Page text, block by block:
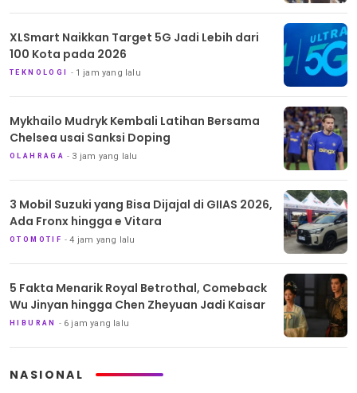
XLSmart Naikkan Target 5G Jadi Lebih dari
100 Kota pada 2026
TEKNOLOGI 1 jam yang lalu
Mykhailo Mudryk Kembali Latihan Bersama
Chelsea usai Sanksi Doping
OLAHRAGA 3 jam yang lalu
3 Mobil Suzuki yang Bisa Dijajal di GIIAS 2026,
Ada Fronx hingga e Vitara
OTOMOTIF 4 jam yang lalu
5 Fakta Menarik Royal Betrothal, Comeback
Wu Jinyan hingga Chen Zheyuan Jadi Kaisar
HIBURAN 6 jam yang lalu
NASIONAL